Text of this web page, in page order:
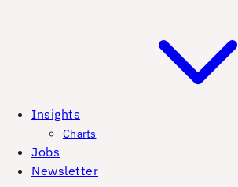
Insights
Charts
Jobs
Newsletter